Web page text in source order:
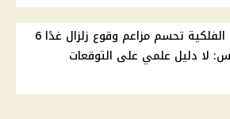
البحوث الفلكية تحسم مزاعم وقوع زلزال غدًا 6
لا دليل علمي على التوقعات